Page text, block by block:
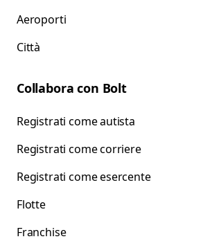
Aeroporti
Città
Collabora con Bolt
Registrati come autista
Registrati come corriere
Registrati come esercente
Flotte
Franchise